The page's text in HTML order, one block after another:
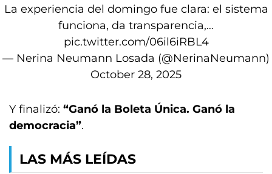
La experiencia del domingo fue clara: el sistema
funciona, da transparencia,…
pic.twitter.com/06il6iRBL4
— Nerina Neumann Losada (@NerinaNeumann)
October 28, 2025
Y finalizó: “Ganó la Boleta Única. Ganó la
democracia”.
LAS MÁS LEÍDAS